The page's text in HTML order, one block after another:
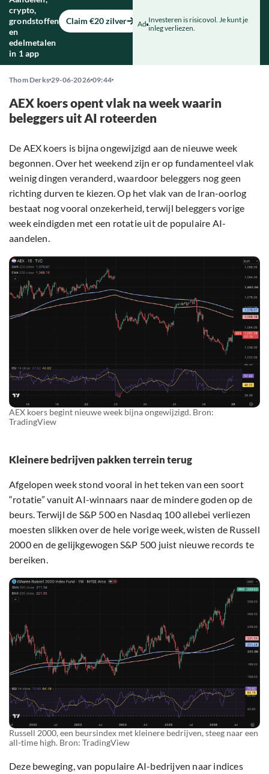
crypto,
grondstoffen
en
edelmetalen
in 1 app
Claim €20 zilver Ad Investeren is risicovol. Je kunt je
inleg verliezen.
Thom Derks 29-06-2026 09:44
AEX koers opent vlak na week waarin
beleggers uit AI roteerden
De AEX koers is bijna ongewijzigd aan de nieuwe week
begonnen. Over het weekend zijn er op fundamenteel vlak
weinig dingen veranderd, waardoor beleggers nog geen
richting durven te kiezen. Op het vlak van de Iran-oorlog
bestaat nog vooral onzekerheid, terwijl beleggers vorige
week eindigden met een rotatie uit de populaire AI-
aandelen.
AEX koers begint nieuwe week bijna ongewijzigd. Bron:
TradingView
Kleinere bedrijven pakken terrein terug
Afgelopen week stond vooral in het teken van een soort
“rotatie” vanuit AI-winnaars naar de mindere goden op de
beurs. Terwijl de S&P 500 en Nasdaq 100 allebei verliezen
moesten slikken over de hele vorige week, wisten de Russell
2000 en de gelijkgewogen S&P 500 juist nieuwe records te
bereiken.
Russell 2000, een beursindex met kleinere bedrijven, steeg naar een
all-time high. Bron: TradingView
Deze beweging, van populaire AI-bedrijven naar indices